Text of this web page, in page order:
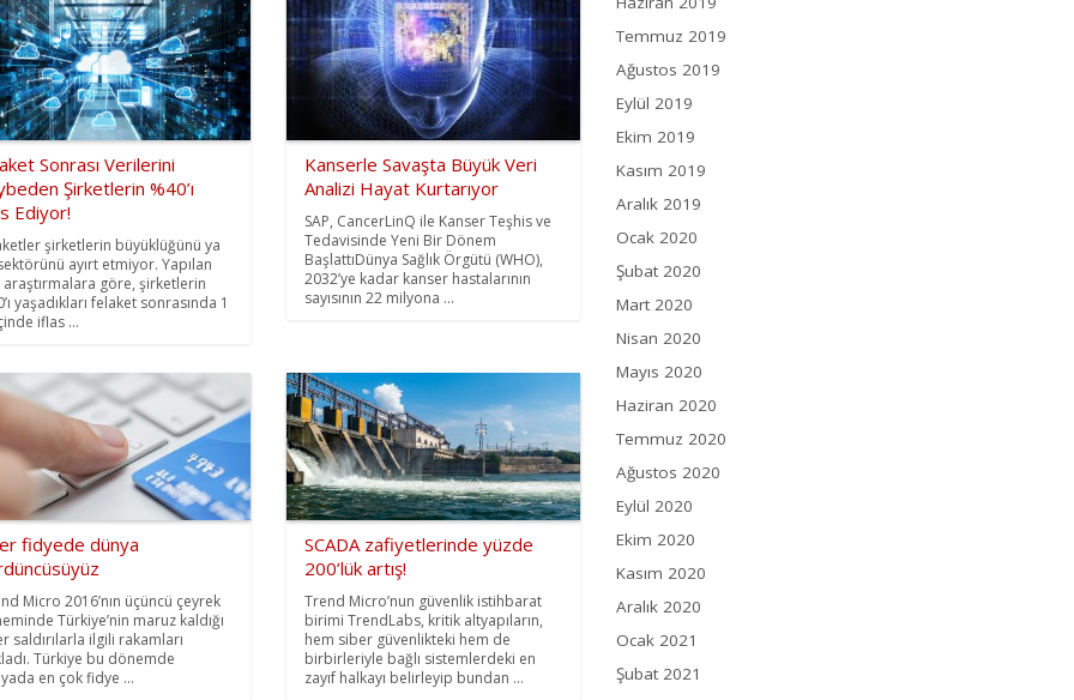
Sonrası Verilerini
Şirketlerin %40’ı
Ediyor!
şirketlerin büyüklüğünü ya
ayırt etmiyor. Yapılan
göre, şirketlerin
yaşadıkları felaket sonrasında 1
iflas ...
Kanserle Savaşta Büyük Veri
Analizi Hayat Kurtarıyor
SAP, CancerLinQ ile Kanser Teşhis ve
Tedavisinde Yeni Bir Dönem
BaşlattıDünya Sağlık Örgütü (WHO),
2032’ye kadar kanser hastalarının
sayısının 22 milyona ...
fidyede dünya
Micro 2016’nın üçüncü çeyrek
Türkiye’nin maruz kaldığı
saldırılarla ilgili rakamları
Türkiye bu dönemde
en çok fidye ...
SCADA zafiyetlerinde yüzde
200’lük artış!
Trend Micro’nun güvenlik istihbarat
birimi TrendLabs, kritik altyapıların,
hem siber güvenlikteki hem de
birbirleriyle bağlı sistemlerdeki en
zayıf halkayı belirleyip bundan ...
Temmuz 2019
Ağustos 2019
Eylül 2019
Ekim 2019
Kasım 2019
Aralık 2019
Ocak 2020
Şubat 2020
Mart 2020
Nisan 2020
Mayıs 2020
Haziran 2020
Temmuz 2020
Ağustos 2020
Eylül 2020
Ekim 2020
Kasım 2020
Aralık 2020
Ocak 2021
Şubat 2021